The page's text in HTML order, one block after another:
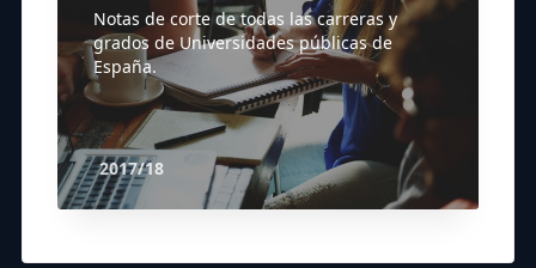
Notas de corte de todas las carreras y
grados de Universidades públicas de
España.
2017/18